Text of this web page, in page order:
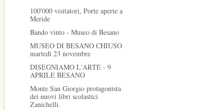
100'000 visitatori, Porte aperte a
Meride
Bando vinto - Museo di Besano
MUSEO DI BESANO CHIUSO
martedì 23 novembre
DISEGNIAMO L'ARTE - 9
APRILE BESANO
Monte San Giorgio protagonista
dei nuovi libri scolastici
Zanichelli.